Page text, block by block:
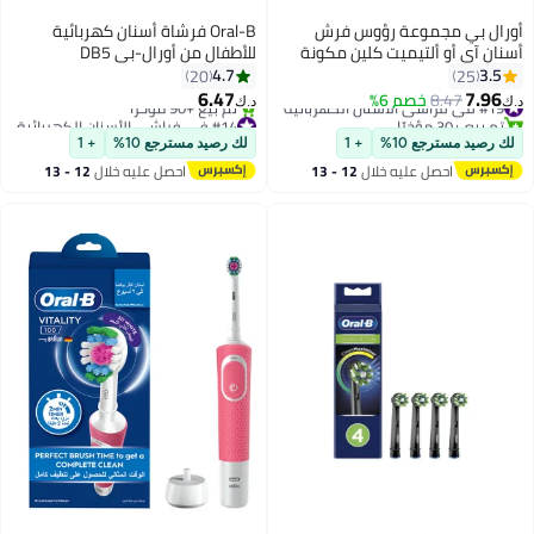
أورال بي مجموعة رؤوس فرش
أسنان آي أو ألتيميت كلين مكونة
من قطعتين أبيض
3.5
25
د.ك‏7.96
8.47خصم 6% #19 في فراشي الأسنان الكهربائية
تم بيع +30 مؤخرًا
#19 في فراشي الأسنان الكهربائية
لك رصيد مسترجع 10% + 1
احصل عليه خلال 12 - 13
اغسطس
Oral-B فرشاة أسنان كهربائية
للأطفال من أورال-بي DB5
سبايدرمان 3+ سنوات مع رأس
فرشاة بديل
4.7
20
د.ك‏6.47
#14 في فراشي الأسنان الكهربائية
أقل سعر في 7 يوم
تم بيع +90 مؤخرًا
#14 في فراشي الأسنان الكهربائية
لك رصيد مسترجع 10% + 1
احصل عليه خلال 12 - 13
اغسطس